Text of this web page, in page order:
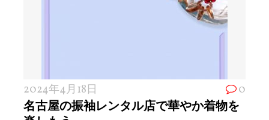
2024年4月18日 0
名古屋の振袖レンタル店で華やか着物を